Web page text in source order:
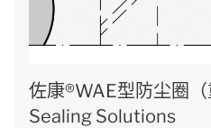
佐康®WAE型防尘圈
Sealing Solutions